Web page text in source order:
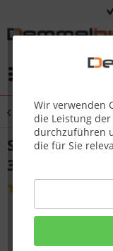
Wir verwenden
die Leistung
durchzuführen
die für Sie
Übersicht
Steuergerät
3,5 - 9 kW